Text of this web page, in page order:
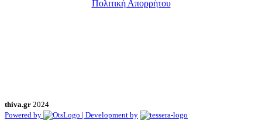
Πολιτική Απορρήτου
thiva.gr 2024
Powered by
| Development by